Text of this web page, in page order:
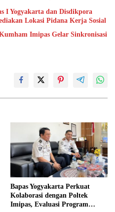
I Yogyakarta dan Disdikpora
Lokasi Pidana Kerja Sosial
Imipas Gelar Sinkronisasi
Bapas Yogyakarta Perkuat
Kolaborasi dengan Poltek
Imipas, Evaluasi Program